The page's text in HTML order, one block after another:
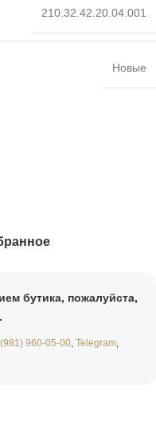
210.32.42.20.04.001
Новые
бутика, пожалуйста,
960-05-00, Telegram,